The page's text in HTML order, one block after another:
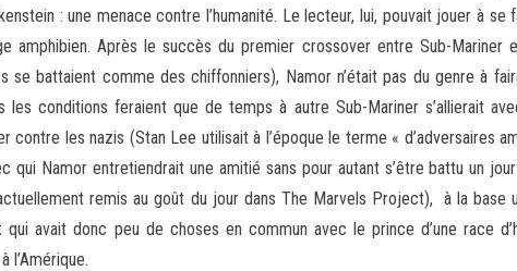
: une menace contre l’humanité. Le lecteur, lui, pouvait jouer à se
amphibien. Après le succès du premier crossover entre Sub-Mariner
se battaient comme des chiffonniers), Namor n’était pas du genre à
les conditions feraient que de temps à autre Sub-Mariner s’allierait
les nazis (Stan Lee utilisait à l’époque le terme « d’adversaires
qui Namor entretiendrait une amitié sans pour autant s’être battu un
remis au goût du jour dans The Marvels Project), à la base
avait donc peu de choses en commun avec le prince d’une race
l’Amérique.